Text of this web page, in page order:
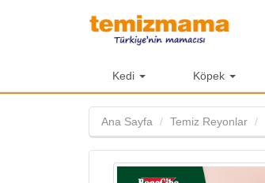
Kedi Köpek
Ana Sayfa Temiz Reyonlar